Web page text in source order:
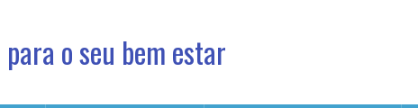
o seu bem estar